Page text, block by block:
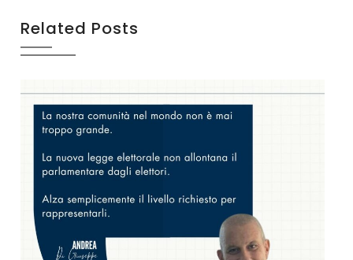
Related Posts